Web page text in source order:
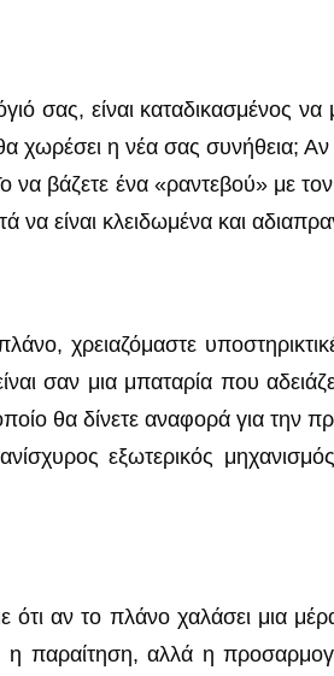
είναι καταδικασμένος να
η νέα σας συνήθεια; Αν
βάζετε ένα «ραντεβού» με
είναι κλειδωμένα και
χρειαζόμαστε
σαν μια μπαταρία που
θα δίνετε αναφορά για την
εξωτερικός
ότι αν το πλάνο χαλάσει μια
η παραίτηση, αλλά η